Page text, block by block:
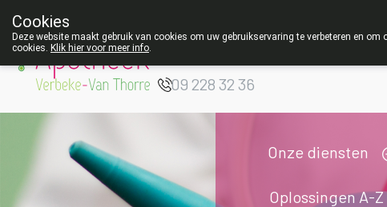
Apotheek Verbeke
09 228 32 36
Onze diensten
Oplossingen A-Z
Cookies
Deze website maakt gebruik van cookies om uw gebruikservaring te verbeteren en
cookies. Klik hier voor meer info.